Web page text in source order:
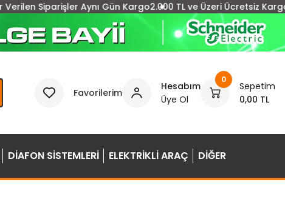
Aynı Gün Kargo2.000 TL ve Üzeri Ücretsiz Kargo
Favorilerim
Hesabım
Üye Ol
Sepetim
0,00 TL
0
DİAFON SİSTEMLERİ ELEKTRİKLİ ARAÇ DİĞER